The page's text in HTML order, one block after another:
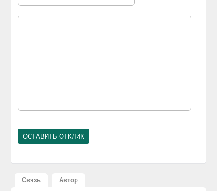
Связь Автор